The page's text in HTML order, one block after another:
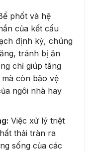
phốt và hệ
của kết cấu
định kỳ, chúng
tránh bị ăn
chỉ giúp tăng
còn bảo vệ
ngôi nhà hay
Việc xử lý triệt
thải tràn ra
sống của các